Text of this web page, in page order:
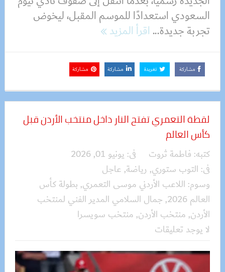
السعودي استعدادًا للموسم المقبل، ليخوض
تجربة جديدة...اقرأ المزيد
مشاركة تغريدة مشاركة مشاركة
لقطة التعمري تفتح النار داخل منتخب الأردن قبل
كأس العالم
كتبه: فاطمة ثروت فى: يونيو 01, 2026
فى: التوب ستوري, رياضة, عاجل
وسوم: اللاعب الأردني موسى التعمري, بطولة كأس
العالم 2026
, جمال السلامي المدير الفني لمنتخب
الأردن, منتخب الأردن, منتخب سويسرا
لا يوجد تعليقات